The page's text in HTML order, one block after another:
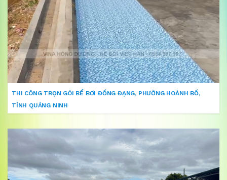
THI CÔNG TRỌN GÓI BỂ BƠI ĐỒNG ĐẠNG, PHƯỜNG HOÀNH BỒ,
TỈNH QUẢNG NINH